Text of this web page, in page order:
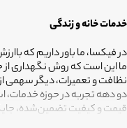
خدمات خانه و زندگی
در فیکسا، ما باور داریم که
ما این است که روش نگهداری از
نظافت و تعمیرات، دیگر سهمی
دو دهه تجربه در حوزه خدمات،
قیمت و کیفیت تضمین‌شده،